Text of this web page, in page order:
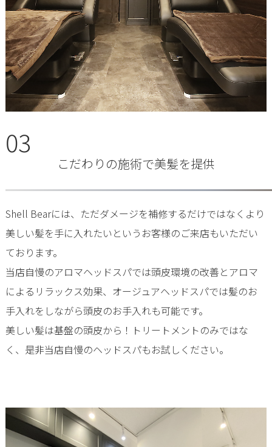
03
こだわりの施術で美髪を提供
Shell Bearには、ただダメージを補修するだけではなくより
美しい髪を手に入れたいというお客様のご来店もいただい
ております。
当店自慢のアロマヘッドスパでは頭皮環境の改善とアロマ
によるリラックス効果、オージュアヘッドスパでは髪のお
手入れをしながら頭皮のお手入れも可能です。
美しい髪は基盤の頭皮から！トリートメントのみではな
く、是非当店自慢のヘッドスパもお試しください。